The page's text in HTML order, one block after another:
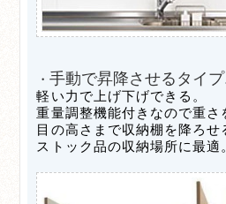
・手動で昇降させるタイプ
軽い力で上げ下げできる。
重量調整機能付きなので重さ
目の高さまで収納棚を降ろせ
ストック品の収納場所に最適